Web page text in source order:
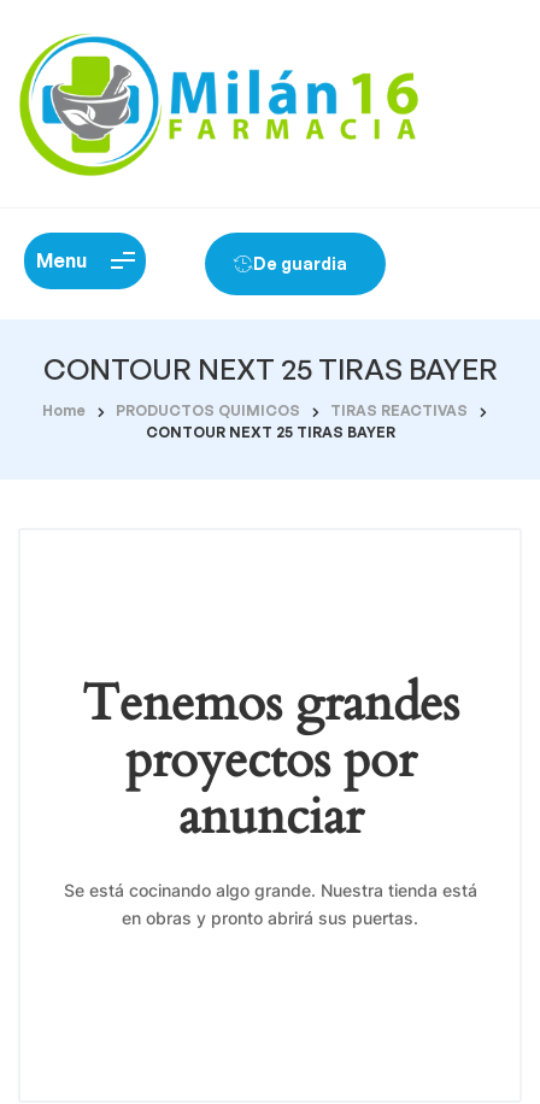
Menu De guardia
CONTOUR NEXT 25 TIRAS BAYER
Home PRODUCTOS QUIMICOS
TIRAS REACTIVAS
CONTOUR NEXT 25 TIRAS BAYER
Tenemos grandes
proyectos por
anunciar
Se está cocinando algo grande. Nuestra tienda está
en obras y pronto abrirá sus puertas.